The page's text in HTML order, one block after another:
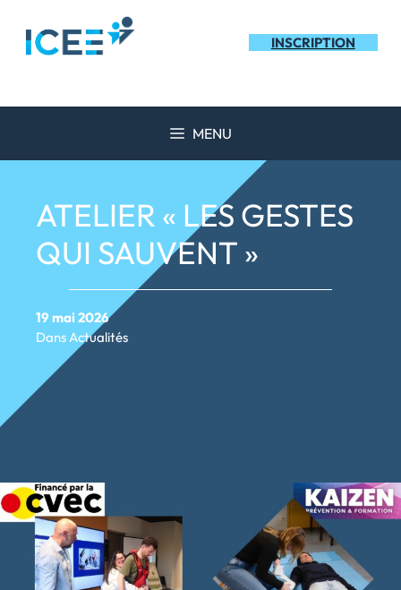
contenu
INSCRIPTION
MENU
ATELIER « LES GESTES
QUI SAUVENT »
19 mai 2026
Dans Actualités